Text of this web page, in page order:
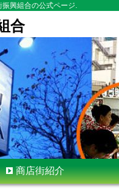
興組合の公式ページ.
合
商店街紹介